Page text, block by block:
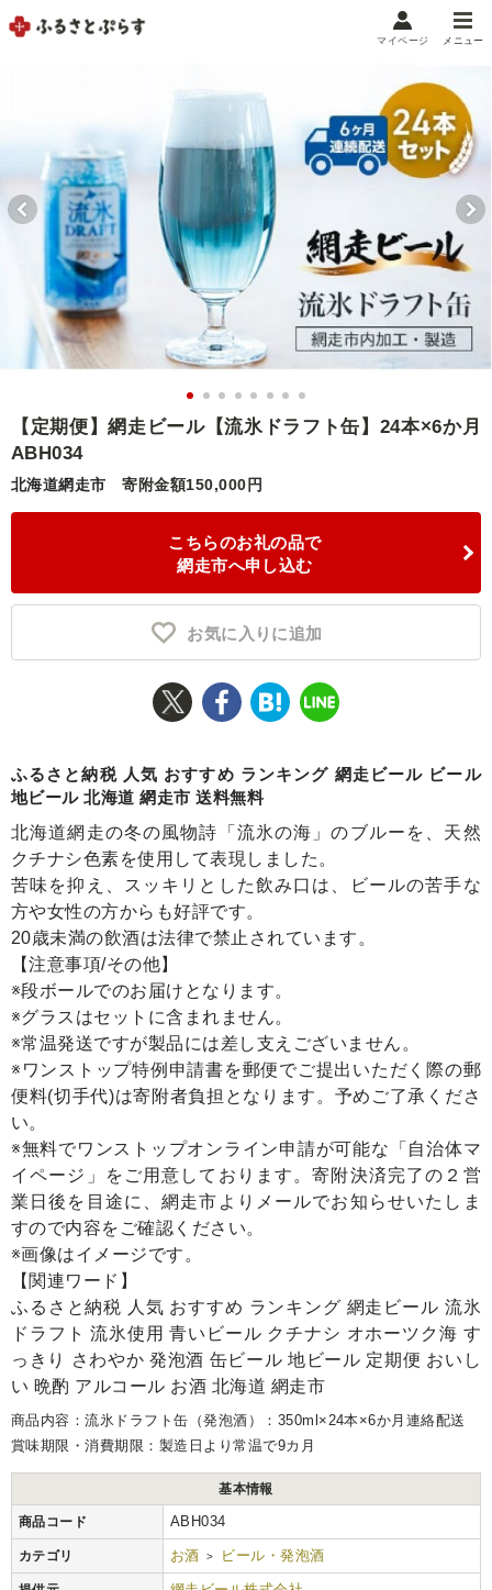
メニュー
お気に入り 閲覧履歴
メニュー
お礼の品から探す
お礼の品をカテゴリや金額で絞り込み
自治体から探す
ランキング
特集・おすすめ
マイページ
【定期便】網走ビール【流氷ドラフト缶】24本×6か月
ABH034
北海道網走市 寄附金額150,000円
こちらのお礼の品で
網走市へ申し込む
お気に入りに追加
ふるさと納税 人気 おすすめ ランキング 網走ビール ビール
地ビール 北海道 網走市 送料無料
北海道網走の冬の風物詩「流氷の海」のブルーを、天然
クチナシ色素を使用して表現しました。
苦味を抑え、スッキリとした飲み口は、ビールの苦手な
方や女性の方からも好評です。
20歳未満の飲酒は法律で禁止されています。
【注意事項/その他】
※段ボールでのお届けとなります。
※グラスはセットに含まれません。
※常温発送ですが製品には差し支えございません。
※ワンストップ特例申請書を郵便でご提出いただく際の郵
便料(切手代)は寄附者負担となります。予めご了承くださ
い。
※無料でワンストップオンライン申請が可能な「自治体マ
イページ」をご用意しております。寄附決済完了の２営
業日後を目途に、網走市よりメールでお知らせいたしま
すので内容をご確認ください。
※画像はイメージです。
【関連ワード】
ふるさと納税 人気 おすすめ ランキング 網走ビール 流氷
ドラフト 流氷使用 青いビール クチナシ オホーツク海 す
っきり さわやか 発泡酒 缶ビール 地ビール 定期便 おいし
い 晩酌 アルコール お酒 北海道 網走市
商品内容：流氷ドラフト缶（発泡酒）：350ml×24本×6か月連絡配送
賞味期限・消費期限：製造日より常温で9カ月
基本情報
商品コード ABH034
カテゴリ お酒 > ビール・発泡酒